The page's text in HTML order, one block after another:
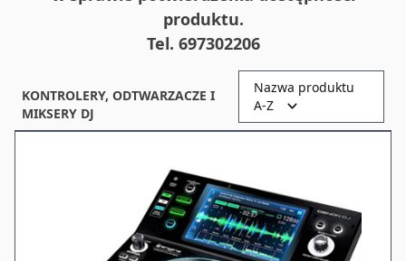
produktu.
Tel. 697302206
KONTROLERY, ODTWARZACZE I
MIKSERY DJ
Nazwa produktu
A-Z